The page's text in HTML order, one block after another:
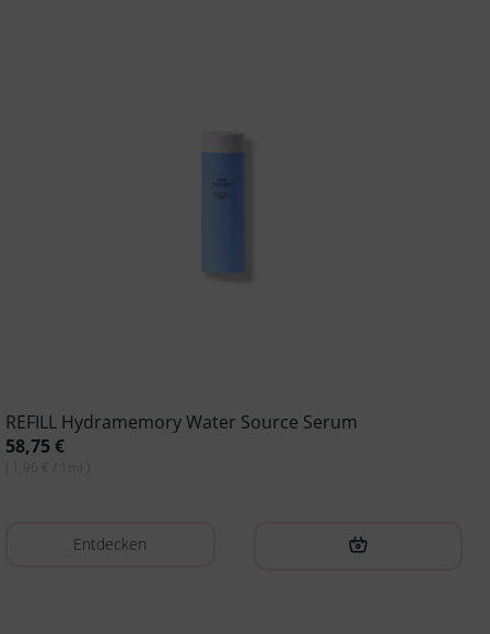
REFILL Hydramemory Water Source Serum
58,75€
( 1,96 € / 1ml )
Entdecken